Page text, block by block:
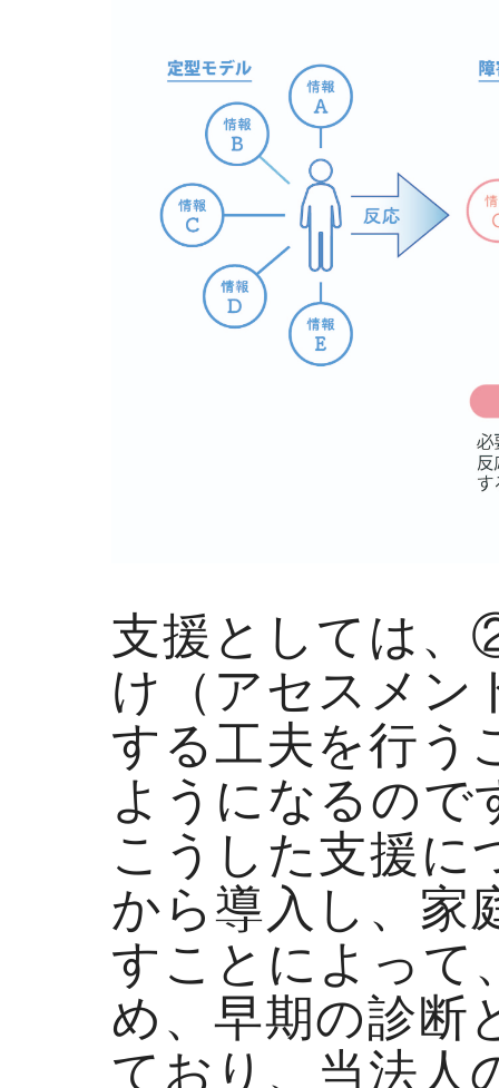
支援としては
け（アセスメン
する工夫を行う
ようになるので
こうした支援に
から導入し、家
すことによって
め、早期の診断
ており、当法人